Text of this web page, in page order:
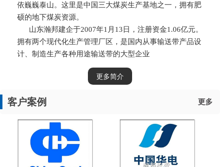
依巍巍泰山。这里是中国三大煤炭生产基地之一，拥有肥
硕的地下煤炭资源。
山东瀚邦建企于2007年1月13日，注册资金1.06亿元。
拥有两个现代化生产管理厂区，是国内从事输送带产品设
计、制造生产各种用途输送带的大型企业
更多简介
客户案例 更多